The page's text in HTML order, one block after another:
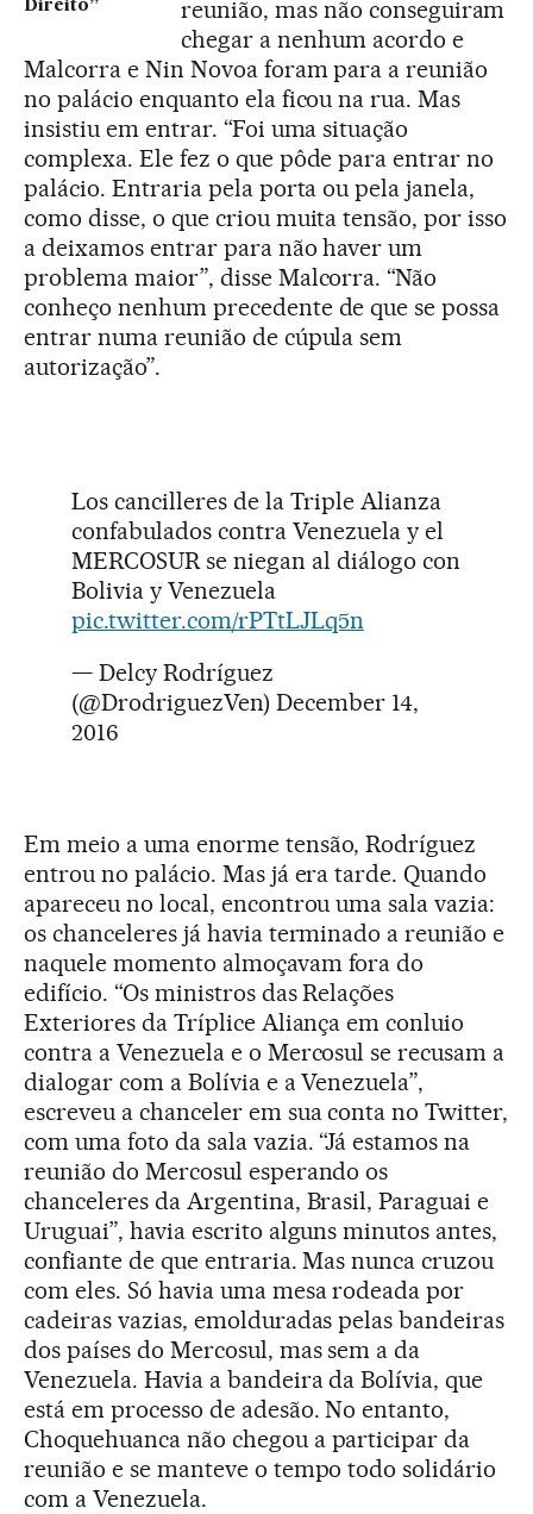
Direito”
reunião, mas não conseguiram
chegar a nenhum acordo e
Malcorra e Nin Novoa foram para a reunião
no palácio enquanto ela ficou na rua. Mas
insistiu em entrar. “Foi uma situação
complexa. Ele fez o que pôde para entrar no
palácio. Entraria pela porta ou pela janela,
como disse, o que criou muita tensão, por isso
a deixamos entrar para não haver um
problema maior”, disse Malcorra. “Não
conheço nenhum precedente de que se possa
entrar numa reunião de cúpula sem
autorização”.
Los cancilleres de la Triple Alianza
confabulados contra Venezuela y el
MERCOSUR se niegan al diálogo con
Bolivia y Venezuela
pic.twitter.com/rPTtLJLq5n
— Delcy Rodríguez
(@DrodriguezVen) December 14,
2016
Em meio a uma enorme tensão, Rodríguez
entrou no palácio. Mas já era tarde. Quando
apareceu no local, encontrou uma sala vazia:
os chanceleres já havia terminado a reunião e
naquele momento almoçavam fora do
edifício. “Os ministros das Relações
Exteriores da Tríplice Aliança em conluio
contra a Venezuela e o Mercosul se recusam a
dialogar com a Bolívia e a Venezuela”,
escreveu a chanceler em sua conta no Twitter,
com uma foto da sala vazia. “Já estamos na
reunião do Mercosul esperando os
chanceleres da Argentina, Brasil, Paraguai e
Uruguai”, havia escrito alguns minutos antes,
confiante de que entraria. Mas nunca cruzou
com eles. Só havia uma mesa rodeada por
cadeiras vazias, emolduradas pelas bandeiras
dos países do Mercosul, mas sem a da
Venezuela. Havia a bandeira da Bolívia, que
está em processo de adesão. No entanto,
Choquehuanca não chegou a participar da
reunião e se manteve o tempo todo solidário
com a Venezuela.